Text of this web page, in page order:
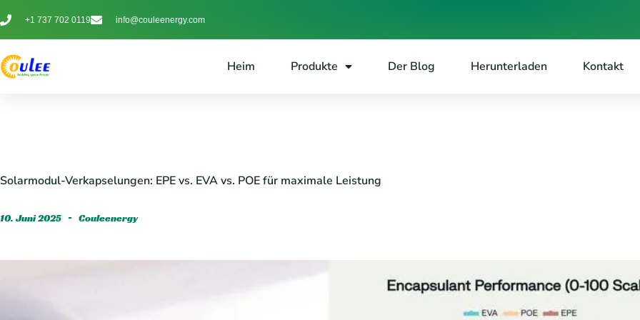
+1 737 702 0119 info@couleenergy.com
Heim Produkte Der Blog Herunterladen Kontakt
Solarmodul-Verkapselungen: EPE vs. EVA vs. POE für maximale Leistung
10. Juni 2025 Couleenergy